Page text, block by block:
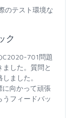
のテスト環境な
ク
C2020-701問題
した。質問と
ました。
向かって頑張
うフィードバッ